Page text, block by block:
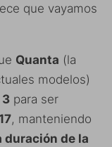
que vayamos
Quanta (la
modelos)
3 para ser
, manteniendo
duración de la